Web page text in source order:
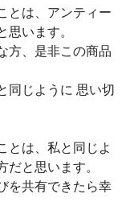
とは、アンティー
思います。
方、是非この商品
同じように 思い切
とは、私と同じよ
だと思います。
を共有できたら幸